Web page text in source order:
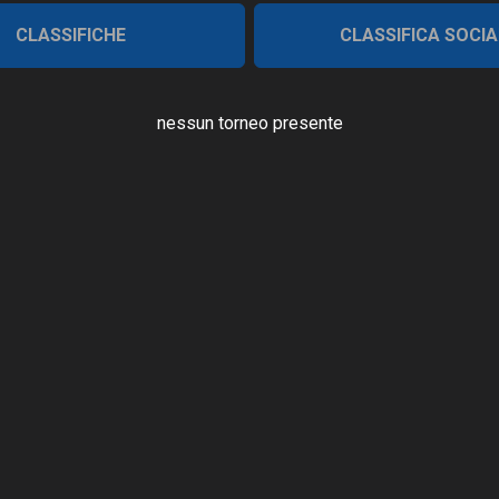
CLASSIFICHE CLASSIFICA
nessun torneo presente